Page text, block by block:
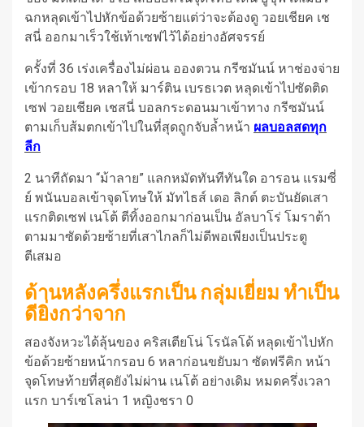
ฉกหลุดเข้าไปหักข้อด้วยซ้ายแต่ว่าจะต้องดู วอยเชียค เช
สนี่ ออกมาเร็วใช้เท้าเซฟไว้ได้อย่างอัศจรรย์
ครั้งที่ 36 เร่งเครื่องไม่ผ่อน อองตวน กรีซมันน์ หาช่องจ่าย
เข้ากรอบ 18 หลาให้ มาร์ติน เบรธเวต หลุดเข้าไปซัดติด
เซฟ วอยเชียค เชสนี่ บอลกระดอนมาเข้าทาง กรีซมันน์
ตามเก็บส้มตกเข้าไปในที่สุดถูกจับล้ำหน้า ผลบอลสดทุก
ลีก
2 นาทีถัดมา “ม้าลาย” แลกหมัดทันทีทันใด อารอน แรมซี่
ย์ พนันบอลเข้าจุดโทษให้ มัทไธส์ เดอ ลิกต์ ตะบันยัดเสา
แรกติดเซฟ เนโต้ ตีทิ้งออกมาก่อนเป็น อัลบาโร่ โมราต้า
ตามมาซัดด้วยซ้ายที่เสาไกลก็ไม่ดีพอเพียงเป็นประตู
ตีเสมอ
ด้านหลังครึ่งแรกเป็น กลุ่มเยี่ยม ทำเป็น
ดียิ่งกว่าจาก
สองจังหวะได้ลุ้นของ คริสเตียโน่ โรนัลโด้ หลุดเข้าไปหัก
ข้อด้วยซ้ายหน้ากรอบ 6 หลาก่อนขยับมา ซัดฟรีคิก หน้า
จุดโทษท้ายที่สุดยังไม่ผ่าน เนโต้ อย่างเดิม หมดครึ่งเวลา
แรก บาร์เซโลน่า 1 หญิงชรา 0